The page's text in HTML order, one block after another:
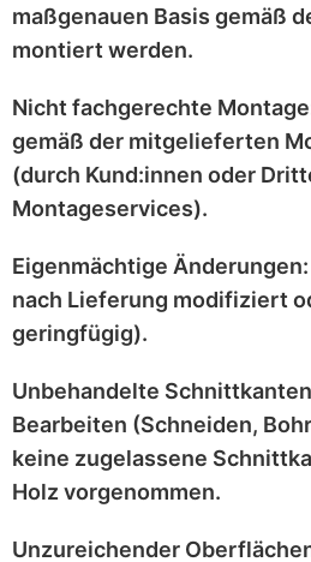
maßgenauen Basis gemäß
montiert werden.
Nicht fachgerechte
gemäß der mitgelieferten
(durch Kund:innen oder
Montageservices).
Eigenmächtige Änderungen:
nach Lieferung modifiziert
geringfügig).
Unbehandelte
Bearbeiten (Schneiden,
keine zugelassene
Holz vorgenommen.
Unzureichender